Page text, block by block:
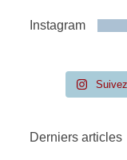
Instagram
Derniers articles